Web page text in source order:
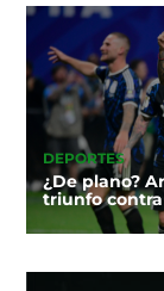
DEPORTES
¿De plano?
triunfo